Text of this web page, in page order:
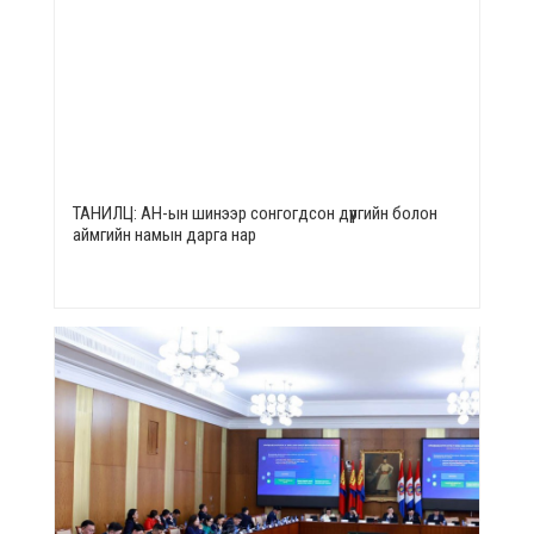
ТАНИЛЦ: АН-ын шинээр сонгогдсон дүүргийн болон
аймгийн намын дарга нар